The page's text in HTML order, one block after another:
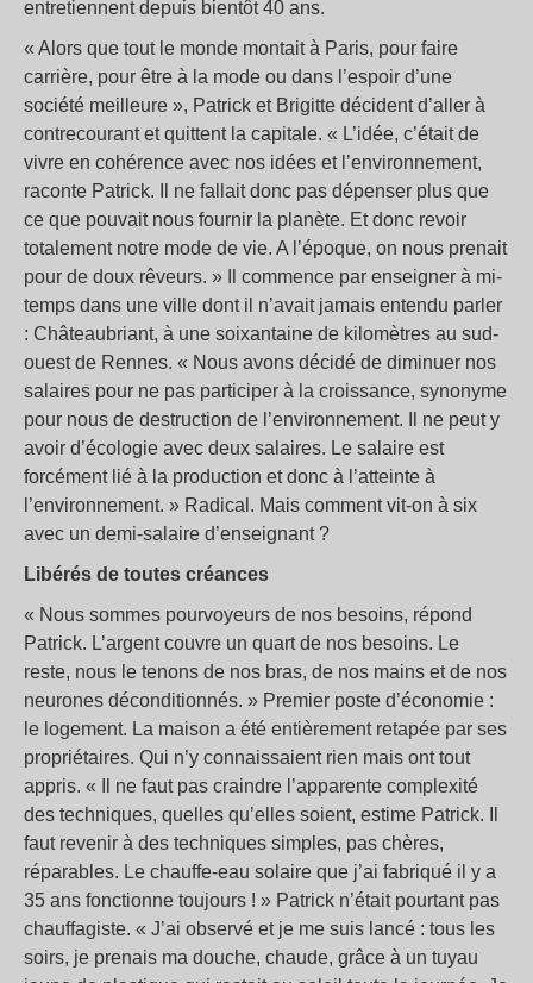
entretiennent depuis bientôt 40 ans.
« Alors que tout le monde montait à Paris, pour faire
carrière, pour être à la mode ou dans l’espoir d’une
société meilleure », Patrick et Brigitte décident d’aller à
contrecourant et quittent la capitale. « L’idée, c’était de
vivre en cohérence avec nos idées et l’environnement,
raconte Patrick. Il ne fallait donc pas dépenser plus que
ce que pouvait nous fournir la planète. Et donc revoir
totalement notre mode de vie. A l’époque, on nous prenait
pour de doux rêveurs. » Il commence par enseigner à mi-
temps dans une ville dont il n’avait jamais entendu parler
: Châteaubriant, à une soixantaine de kilomètres au sud-
ouest de Rennes. « Nous avons décidé de diminuer nos
salaires pour ne pas participer à la croissance, synonyme
pour nous de destruction de l’environnement. Il ne peut y
avoir d’écologie avec deux salaires. Le salaire est
forcément lié à la production et donc à l’atteinte à
l’environnement. » Radical. Mais comment vit-on à six
avec un demi-salaire d’enseignant ?
Libérés de toutes créances
« Nous sommes pourvoyeurs de nos besoins, répond
Patrick. L’argent couvre un quart de nos besoins. Le
reste, nous le tenons de nos bras, de nos mains et de nos
neurones déconditionnés. » Premier poste d’économie :
le logement. La maison a été entièrement retapée par ses
propriétaires. Qui n’y connaissaient rien mais ont tout
appris. « Il ne faut pas craindre l’apparente complexité
des techniques, quelles qu’elles soient, estime Patrick. Il
faut revenir à des techniques simples, pas chères,
réparables. Le chauffe-eau solaire que j’ai fabriqué il y a
35 ans fonctionne toujours ! » Patrick n’était pourtant pas
chauffagiste. « J’ai observé et je me suis lancé : tous les
soirs, je prenais ma douche, chaude, grâce à un tuyau